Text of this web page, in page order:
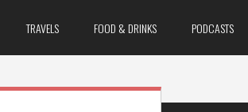
TRAVELS FOOD & DRINKS PODCASTS